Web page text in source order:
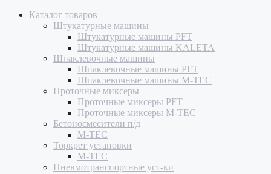
Каталог товаров
Штукатурные машины
Штукатурные машины PFT
Штукатурные машины KALETA
Шпаклевочные машины
Шпаклевочные машины PFT
Шпаклевочные машины M-TEC
Проточные миксеры
Проточные миксеры PFT
Проточные миксеры M-TEC
Бетоносмесители п/д
M-TEC
Торкрет установки
M-TEC
Пневмотранспортные уст-ки